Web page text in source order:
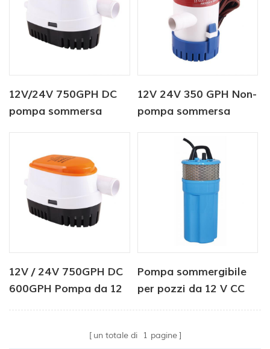
12V/24V 750GPH DC
pompa sommersa
12V 24V 350 GPH Non-
pompa sommersa
12V / 24V 750GPH DC
600GPH Pompa da 12
12V Pompa acqua DC
Pompa sommergibile
per pozzi da 12 V CC
un totale di 1 pagine